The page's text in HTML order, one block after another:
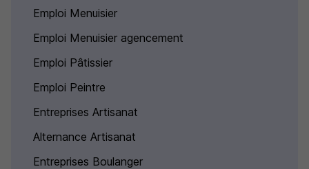
Emploi Menuisier
Emploi Menuisier agencement
Emploi Pâtissier
Emploi Peintre
Entreprises Artisanat
Alternance Artisanat
Entreprises Boulanger